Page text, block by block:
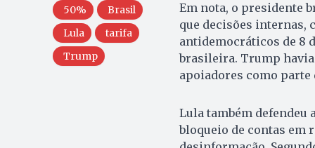
50%
Brasil
Lula
tarifa
Trump
Em nota, o presidente
que decisões internas,
antidemocráticos de 8
brasileira. Trump havia
apoiadores como
Lula também defendeu
bloqueio de contas em